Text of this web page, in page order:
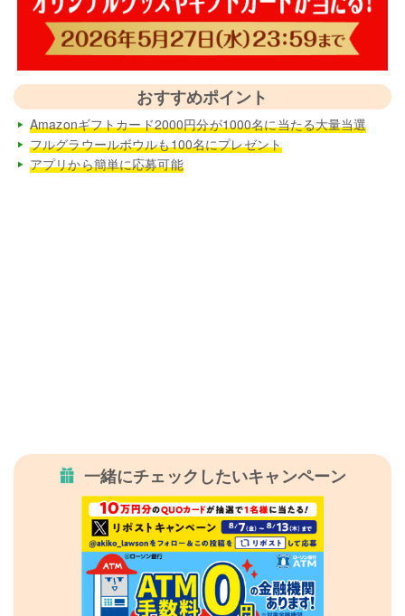
おすすめポイント
Amazonギフトカード2000円分が1000名に当たる大量当選
フルグラウールボウルも100名にプレゼント
アプリから簡単に応募可能
一緒にチェックしたいキャンペーン